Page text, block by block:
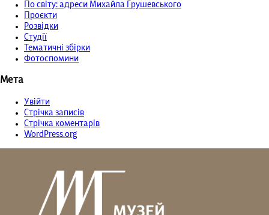
По світу: адреси Михайла Грушевського
Проєкти
Розвідки
Студії
Тематичні збірки
Фотоспомини
Мета
Увійти
Стрічка записів
Стрічка коментарів
WordPress.org